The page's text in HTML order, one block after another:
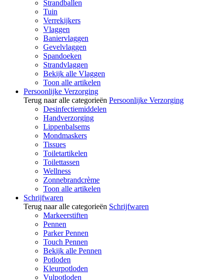
Strandballen
Tuin
Verrekijkers
Vlaggen
Baniervlaggen
Gevelvlaggen
Spandoeken
Strandvlaggen
Bekijk alle Vlaggen
Toon alle artikelen
Persoonlijke Verzorging
Terug naar alle categorieën Persoonlijke Verzorging
Desinfectiemiddelen
Handverzorging
Lippenbalsems
Mondmaskers
Tissues
Toiletartikelen
Toilettassen
Wellness
Zonnebrandcrème
Toon alle artikelen
Schrijfwaren
Terug naar alle categorieën Schrijfwaren
Markeerstiften
Pennen
Parker Pennen
Touch Pennen
Bekijk alle Pennen
Potloden
Kleurpotloden
Vulpotloden